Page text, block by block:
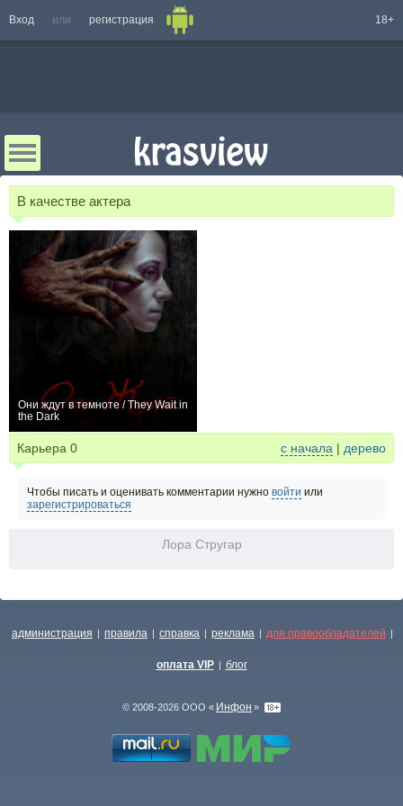
Вход или регистрация 18+
В качестве актера
Они ждут в темноте / They Wait in
the Dark
Карьера 0 с начала | дерево
Чтобы писать и оценивать комментарии нужно войти или
зарегистрироваться
Лора Стругар
администрация | правила | справка | реклама | для правообладателей |
оплата VIP | блог
© 2008-2026 ООО « Инфон »